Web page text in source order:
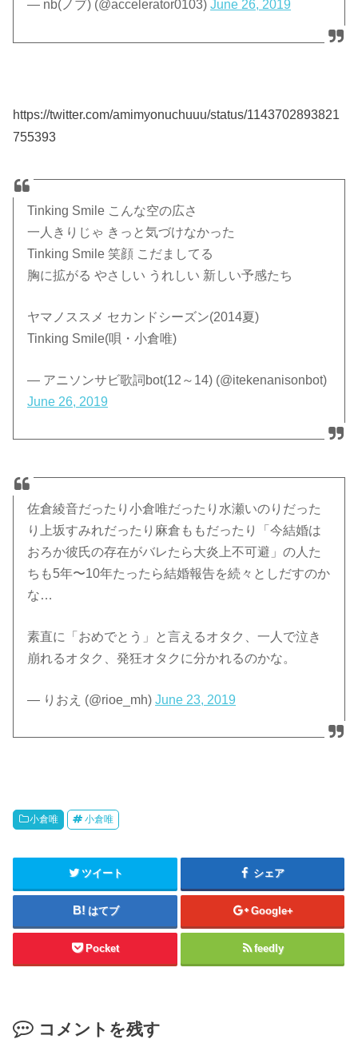
— nb(ノブ) (@accelerator0103)June 26, 2019
https://twitter.com/amimyonuchuuu/status/1143702893821
755393
Tinking Smile こんな空の広さ
一人きりじゃ きっと気づけなかった
Tinking Smile 笑顔 こだましてる
胸に拡がる やさしい うれしい 新しい予感たち
ヤマノススメ セカンドシーズン(2014夏)
Tinking Smile(唄・小倉唯)
— アニソンサビ歌詞bot(12～14) (@itekenanisonbot)
June 26, 2019
佐倉綾音だったり小倉唯だったり水瀬いのりだった
り上坂すみれだったり麻倉ももだったり「今結婚は
おろか彼氏の存在がバレたら大炎上不可避」の人た
ちも5年〜10年たったら結婚報告を続々としだすのか
な…
素直に「おめでとう」と言えるオタク、一人で泣き
崩れるオタク、発狂オタクに分かれるのかな。
— りおえ (@rioe_mh)June 23, 2019
小倉唯 小倉唯
ツイート シェア
はてブ Google+
Pocket feedly
コメントを残す